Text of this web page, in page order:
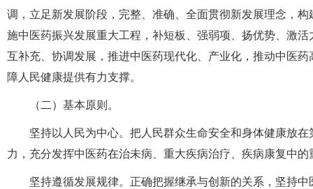
调，立足新发展阶段，完整、准确、全面贯彻新发展理念，
施中医药振兴发展重大工程，补短板、强弱项、扬优势、激
互补充、协调发展，推进中医药现代化、产业化，推动中医
障人民健康提供有力支撑。
（二）基本原则。
坚持以人民为中心。把人民群众生命安全和身体健康放
力，充分发挥中医药在治未病、重大疾病治疗、疾病康复中
坚持遵循发展规律。正确把握继承与创新的关系，坚持